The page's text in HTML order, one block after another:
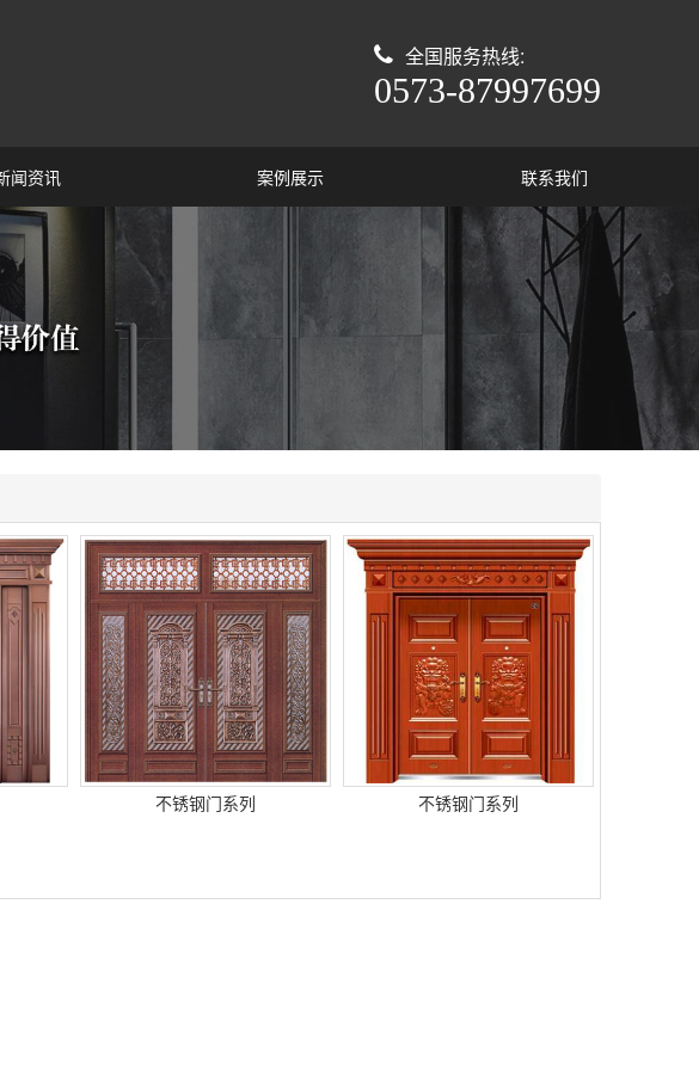
全国服务热线:
0573-87997699
闻资讯 案例展示 联系我们
不锈钢门系列 不锈钢门系列